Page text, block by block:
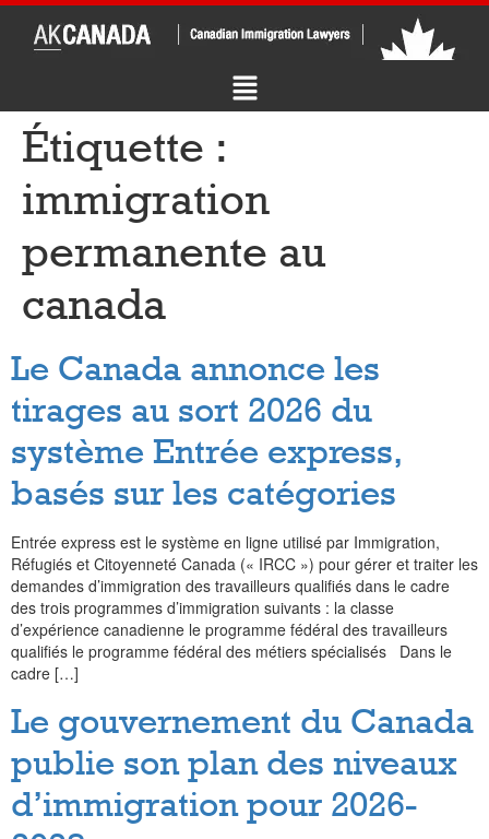
Étiquette :
immigration
permanente au
canada
Le Canada annonce les
tirages au sort 2026 du
système Entrée express,
basés sur les catégories
Entrée express est le système en ligne utilisé par Immigration,
Réfugiés et Citoyenneté Canada (« IRCC ») pour gérer et traiter les
demandes d’immigration des travailleurs qualifiés dans le cadre
des trois programmes d’immigration suivants : la classe
d’expérience canadienne le programme fédéral des travailleurs
qualifiés le programme fédéral des métiers spécialisés Dans le
cadre […]
Le gouvernement du Canada
publie son plan des niveaux
d’immigration pour 2026-